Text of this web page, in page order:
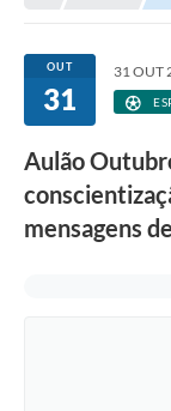
OUT
31
31 OUT
Aulão
mensagens